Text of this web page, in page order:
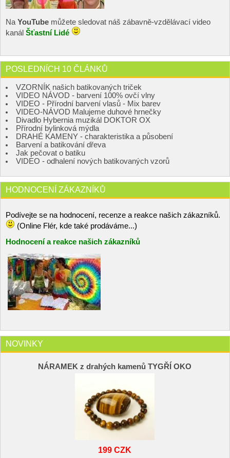
Na YouTube můžete sledovat náš zábavně-vzdělávací video
kanál Šťastní Lidé
POSLEDNÍCH 10 ČLÁNKŮ
VZORNÍK našich batikovaných triček
VIDEO NÁVOD - barvení 100% ovčí vlny
VIDEO - Přírodní barvení vlasů - Mix barev
VIDEO-NÁVOD Malujeme duhové hrnečky
Divadlo Hybernia muzikál DOKTOR OX
Přírodní bylinková mýdla
DRAHÉ KAMENY - charakteristika a působení
Barvení a batikování dřeva
Jak pečovat o batiku
VIDEO - odhalení nových batikovaných vzorů
HODNOCENÍ ZÁKAZNÍKŮ
Podívejte se na hodnocení, recenze a reakce našich zákazníků.
(Online Flér, kde také prodáváme...)
Hodnocení a reakce našich zákazníků
NOVINKY
NÁRAMEK z drahých kamenů TYGŘÍ OKO
199 CZK